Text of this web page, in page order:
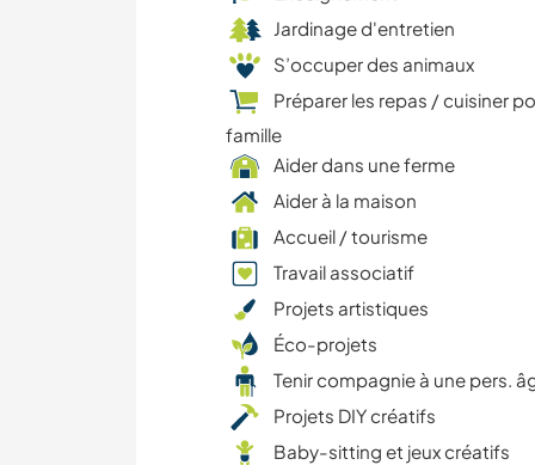
Jardinage d'entretien
S’occuper des animaux
Préparer les repas / cuisiner
famille
Aider dans une ferme
Aider à la maison
Accueil / tourisme
Travail associatif
Projets artistiques
Éco-projets
Tenir compagnie à une pers.
Projets DIY créatifs
Baby-sitting et jeux créatifs